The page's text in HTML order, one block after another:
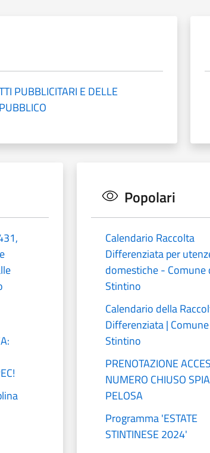
PUBBLICITARI E DELLE
Popolari
Calendario Raccolta
Differenziata per
domestiche - Comune
Stintino
Calendario della
Differenziata |
Stintino
PRENOTAZIONE
NUMERO CHIUSO
PELOSA
Programma 'ESTATE
STINTINESE 2024'